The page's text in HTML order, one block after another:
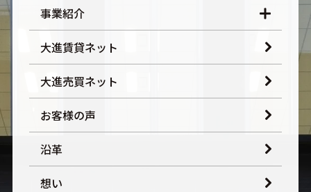
事業紹介
大進賃貸ネット
大進売買ネット
お客様の声
沿革
想い